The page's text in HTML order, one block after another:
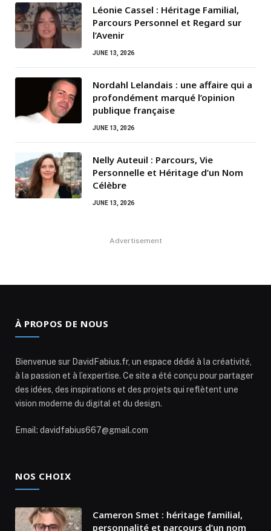
Léonie Cassel : Héritage Familial,
Parcours Personnel et Regard sur
l’Avenir
JUNE 13, 2026
Nordahl Lelandais : une affaire qui a
profondément marqué l’opinion
publique française
JUNE 13, 2026
Nelly Auteuil : Parcours, Vie
Personnelle et Héritage d’un Nom
Célèbre
JUNE 13, 2026
Advertisement
À PROPOS DE NOUS
Bienvenue sur DavidFabius.fr, un espace dédié à la créativité,
à la passion et à l’expertise. Ce site a été conçu pour partager
des idées, des inspirations et des projets qui reflètent une
vision moderne du digital et du design.
Email: davidfabius667@gmail.com
NOS CHOIX
Cameron Smet : héritage familial,
personnalité et parcours d’un nom